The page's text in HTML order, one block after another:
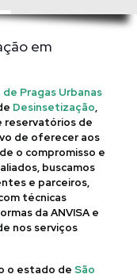
em
Pragas Urbanas
Desinsetização,
reservatórios de
de oferecer aos
o compromisso e
buscamos
e parceiros,
técnicas
da ANVISA e
nos serviços
o estado de São